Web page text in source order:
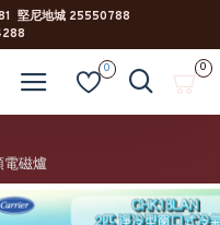
堅尼地城 25550788
0 0
電磁爐